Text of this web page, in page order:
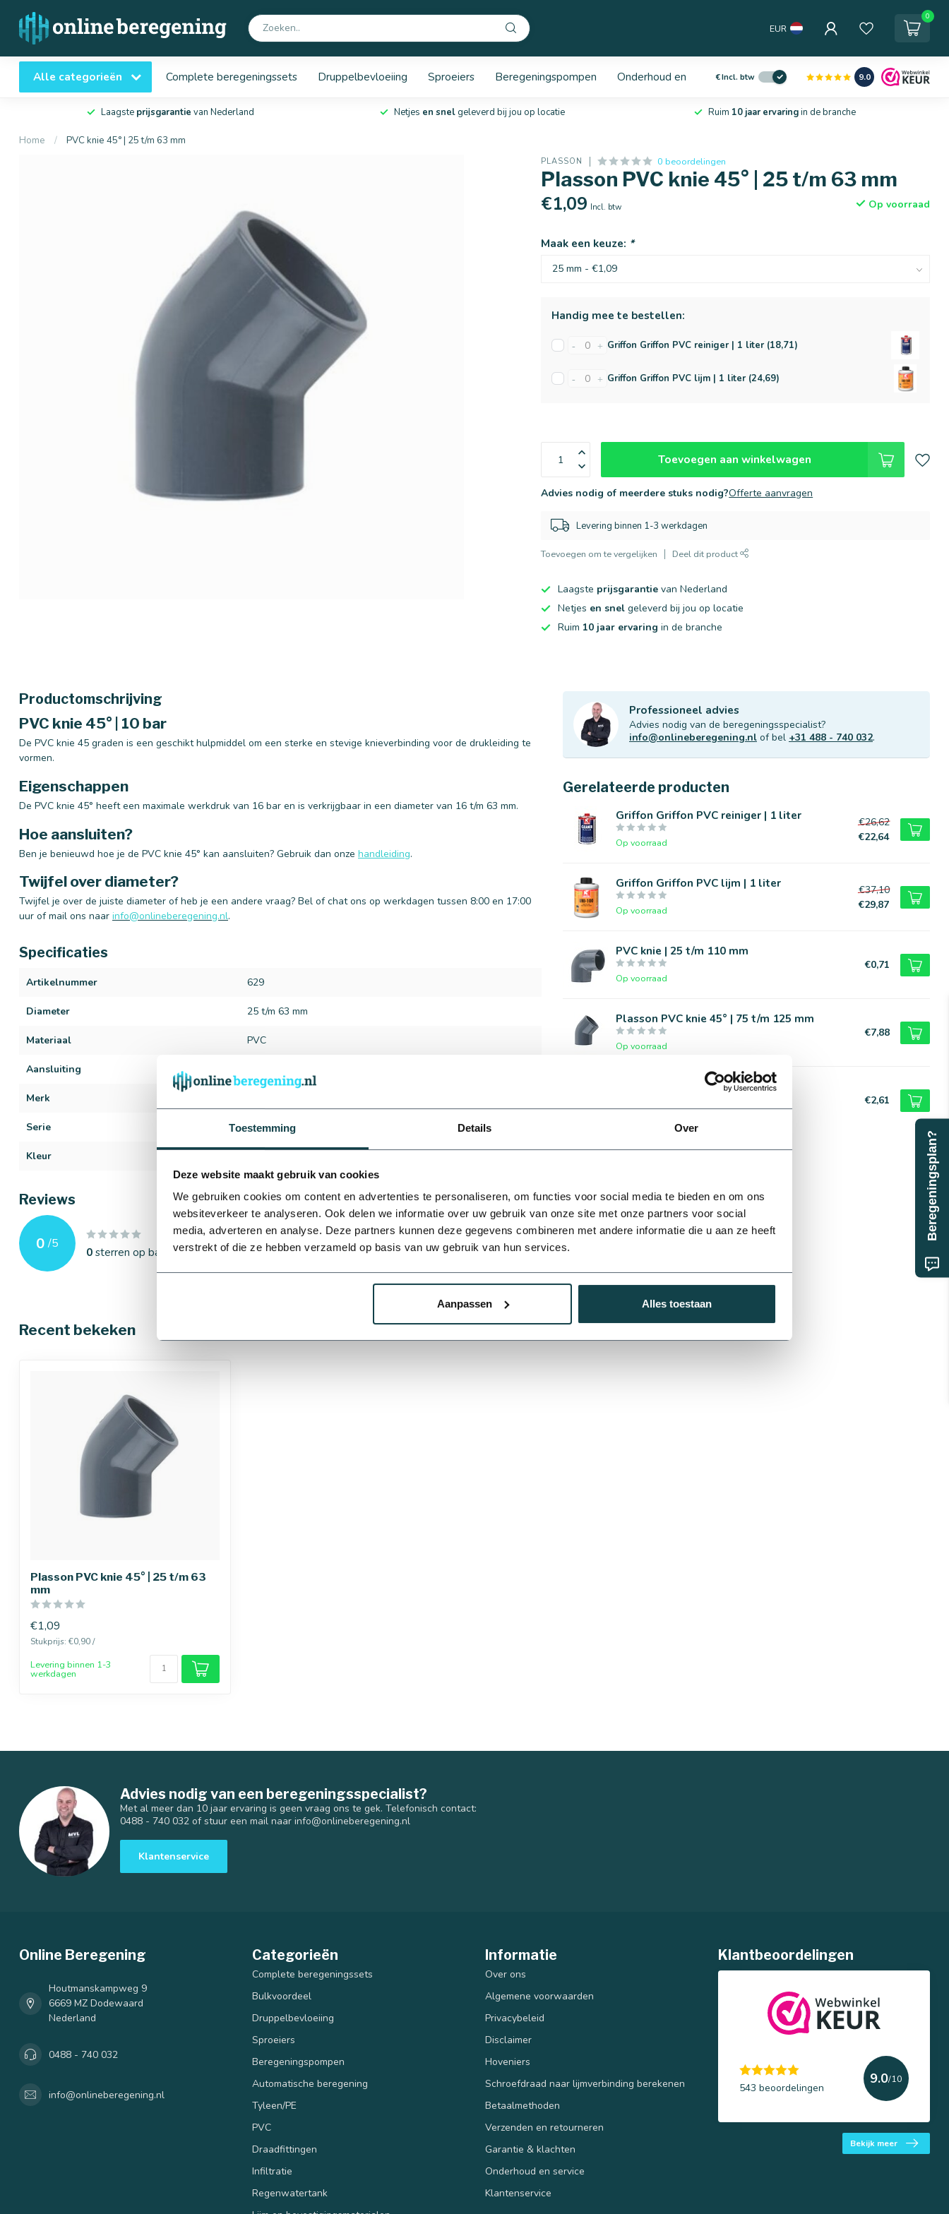
Toestemming Details Over
Deze website maakt gebruik van cookies
We gebruiken cookies om content en advertenties te personaliseren, om functies voor social media te bieden en om ons
websiteverkeer te analyseren. Ook delen we informatie over uw gebruik van onze site met onze partners voor social
media, adverteren en analyse. Deze partners kunnen deze gegevens combineren met andere informatie die u aan ze heeft
verstrekt of die ze hebben verzameld op basis van uw gebruik van hun services.
Aanpassen Alles toestaan
EUR
0
Alle categorieën Complete beregeningssets Druppelbevloeiing Sproeiers Beregeningspompen Onderhoud en service
€Incl. btw 9.0
Laagste prijsgarantie van Nederland Netjes en snelgeleverd bij jou op locatie Ruim 10 jaar ervaringin de branche
Home / PVC knie 45° | 25 t/m 63 mm
PLASSON 0 beoordelingen
Plasson PVC knie 45° | 25 t/m 63 mm
€1,09 Incl. btw Op voorraad
Maak een keuze: *
Handig mee te bestellen:
- + Griffon Griffon PVC reiniger | 1 liter (18,71)
- + Griffon Griffon PVC lijm | 1 liter (24,69)
Toevoegen aan winkelwagen
Advies nodig of meerdere stuks nodig?Offerte aanvragen
Levering binnen 1-3 werkdagen
Toevoegen om te vergelijken Deel dit product
Laagste prijsgarantie van Nederland
Netjes en snel geleverd bij jou op locatie
Ruim 10 jaar ervaring in de branche
Productomschrijving
PVC knie 45° | 10 bar
De PVC knie 45 graden is een geschikt hulpmiddel om een sterke en stevige knieverbinding voor de drukleiding te
vormen.
Eigenschappen
De PVC knie 45° heeft een maximale werkdruk van 16 bar en is verkrijgbaar in een diameter van 16 t/m 63 mm.
Hoe aansluiten?
Ben je benieuwd hoe je de PVC knie 45° kan aansluiten? Gebruik dan onze handleiding.
Twijfel over diameter?
Twijfel je over de juiste diameter of heb je een andere vraag? Bel of chat ons op werkdagen tussen 8:00 en 17:00
uur of mail ons naar info@onlineberegening.nl.
Specificaties
Artikelnummer 629
Diameter 25 t/m 63 mm
Materiaal PVC
Aansluiting
Merk
Serie PVC knie
Kleur
Reviews
0 /5
0sterren op basis van0beoordelingen
Je beoordeling toevoegen
Professioneel advies
Advies nodig van de beregeningsspecialist?
info@onlineberegening.nl of bel +31 488 - 740 032.
Gerelateerde producten
Griffon Griffon PVC reiniger | 1 liter
Op voorraad
€26,62
€22,64
Griffon Griffon PVC lijm | 1 liter
Op voorraad
€37,10
€29,87
PVC knie | 25 t/m 110 mm
Op voorraad
€0,71
Plasson PVC knie 45° | 75 t/m 125 mm
Op voorraad
€7,88
Plasson Tyleen knie | Plasson
€2,61
Recent bekeken
Plasson PVC knie 45° | 25 t/m 63
mm
€1,09
Stukprijs: €0,90 /
Levering binnen 1-3
werkdagen
Advies nodig van een beregeningsspecialist?
Met al meer dan 10 jaar ervaring is geen vraag ons te gek. Telefonisch contact:
0488 - 740 032 of stuur een mail naar info@onlineberegening.nl
Klantenservice
Online Beregening
Houtmanskampweg 9
6669 MZ Dodewaard
Nederland
0488 - 740 032
info@onlineberegening.nl
Categorieën
Complete beregeningssets
Bulkvoordeel
Druppelbevloeiing
Sproeiers
Beregeningspompen
Automatische beregening
Tyleen/PE
PVC
Draadfittingen
Infiltratie
Regenwatertank
Informatie
Over ons
Algemene voorwaarden
Privacybeleid
Disclaimer
Hoveniers
Schroefdraad naar lijmverbinding berekenen
Betaalmethoden
Verzenden en retourneren
Garantie & klachten
Onderhoud en service
Klantenservice
Klantbeoordelingen
543 beoordelingen
9.0/10
Bekijk meer
Beregeningsplan?